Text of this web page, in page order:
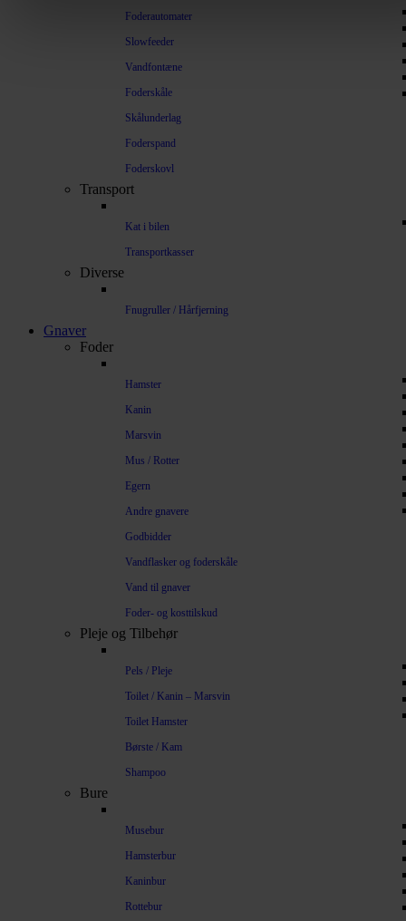
Foderautomater
Slowfeeder
Vandfontæne
Foderskåle
Skålunderlag
Foderspand
Foderskovl
Transport
Kat i bilen
Transportkasser
Diverse
Fnugruller / Hårfjerning
Gnaver
Foder
Hamster
Kanin
Marsvin
Mus / Rotter
Egern
Andre gnavere
Godbidder
Vandflasker og foderskåle
Vand til gnaver
Foder- og kosttilskud
Pleje og Tilbehør
Pels / Pleje
Toilet / Kanin – Marsvin
Toilet Hamster
Børste / Kam
Shampoo
Bure
Musebur
Hamsterbur
Kaninbur
Rottebur